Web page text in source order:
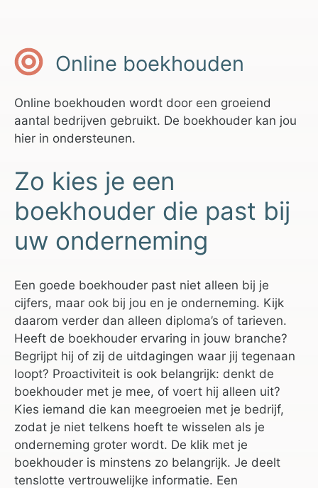
Online boekhouden
Online boekhouden wordt door een groeiend
aantal bedrijven gebruikt. De boekhouder kan jou
hier in ondersteunen.
Zo kies je een
boekhouder die past bij
uw onderneming
Een goede boekhouder past niet alleen bij je
cijfers, maar ook bij jou en je onderneming. Kijk
daarom verder dan alleen diploma’s of tarieven.
Heeft de boekhouder ervaring in jouw branche?
Begrijpt hij of zij de uitdagingen waar jij tegenaan
loopt? Proactiviteit is ook belangrijk: denkt de
boekhouder met je mee, of voert hij alleen uit?
Kies iemand die kan meegroeien met je bedrijf,
zodat je niet telkens hoeft te wisselen als je
onderneming groter wordt. De klik met je
boekhouder is minstens zo belangrijk. Je deelt
tenslotte vertrouwelijke informatie. Een